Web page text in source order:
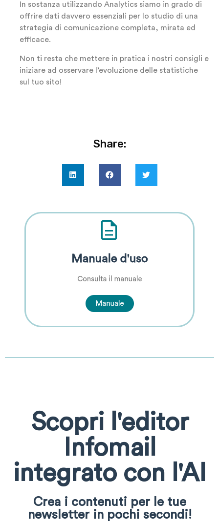
In sostanza utilizzando Analytics siamo in grado di
offrire dati davvero essenziali per lo studio di una
strategia di comunicazione completa, mirata ed
efficace.
Non ti resta che mettere in pratica i nostri consigli e
iniziare ad osservare l’evoluzione delle statistiche
sul tuo sito!
Share:
Scopri l'editor
Infomail
integrato con l'AI
Crea i contenuti per le tue
newsletter in pochi secondi!